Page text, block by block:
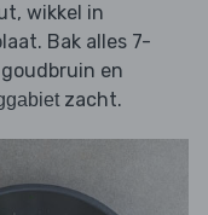
wikkel in
Bak alles 7-
goudbruin en
zacht.